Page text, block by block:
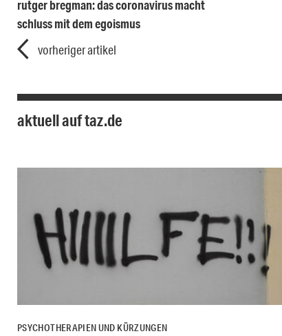
rutger bregman: das coronavirus macht
schluss mit dem egoismus
vorheriger artikel
aktuell auf taz.de
PSYCHOTHERAPIEN UND KÜRZUNGEN